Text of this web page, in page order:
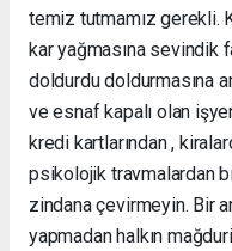
temiz tutmamız gerekli.
kar yağmasına sevindik
doldurdu doldurmasına
ve esnaf kapalı olan
kredi kartlarından ,
psikolojik travmalardan
zindana çevirmeyin. Bir
yapmadan halkın